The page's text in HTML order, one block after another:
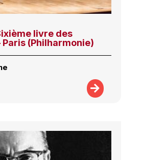
livre des
(Philharmonie)